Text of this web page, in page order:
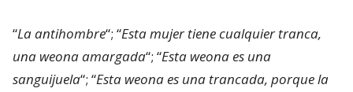
“La antihombre“; “Esta mujer tiene cualquier tranca,
una weona amargada“; “Esta weona es una
sanguijuela“; “Esta weona es una trancada, porque la